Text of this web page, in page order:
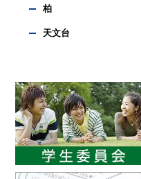
柏
天文台